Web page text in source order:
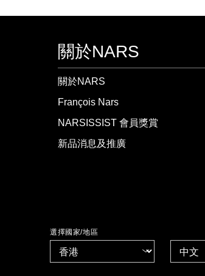
關於NARS
關於NARS
François Nars
NARSISSIST 會員獎賞
新品消息及推廣
選擇國家/地區